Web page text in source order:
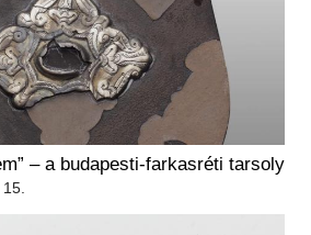
– a budapesti-farkasréti tarsoly